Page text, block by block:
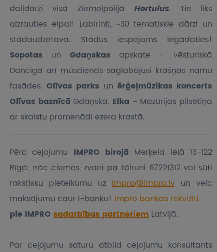
daiļdārzi visā Ziemeļpolijā
Hortulus. Tie liks
aizrauties elpai! Labirinti, ~30 tematiskie dārzi un
stādaudzētava. Stādus iespējams iegādāties!
Sopotas un Gdaņskas apskate – vēsturiskā
Danciga arī mūsdienās saglabājusi krāšņās namu
fasādes.Olīvas parks un ērģeļmūzikas koncerts
Olīvas baznīcāGdaņskā. Elka – Mazūrijas pilsētiņa
ar skaistu promenādi ezera krastā.
Pērc ceļojumu IMPRO birojā Merķela ielā 13-122
Rīgā: nāc ciemos, zvani pa tālruni 67221312 vai sūti
rakstisku pieteikumu uz impro@impro.lv un veic
maksājumu caur i-banku! Impro bankas rekvizīti
pie IMPRO sadarbības partneriem Latvijā.
Par ceļojumu saturu atbild ceļojumu konsultants